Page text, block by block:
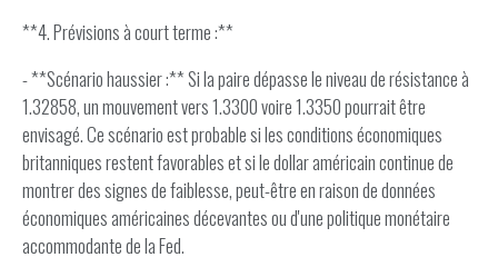
**4. Prévisions à court terme :**
- **Scénario haussier :** Si la paire dépasse le niveau de résistance à
1.32858, un mouvement vers 1.3300 voire 1.3350 pourrait être
envisagé. Ce scénario est probable si les conditions économiques
britanniques restent favorables et si le dollar américain continue de
montrer des signes de faiblesse, peut-être en raison de données
économiques américaines décevantes ou d'une politique monétaire
accommodante de la Fed.